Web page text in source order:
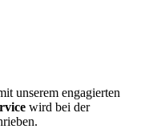
unserem engagierten
wird bei der